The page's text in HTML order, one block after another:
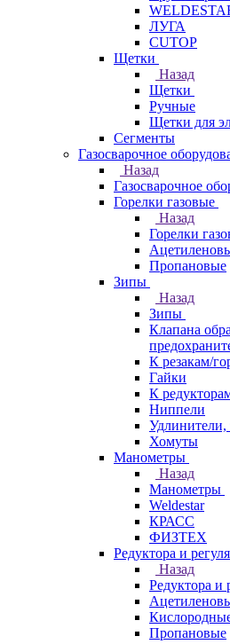
ЛУГА
CUTOP
Щетки
Назад
Щетки
Ручные
Щетки для
Сегменты
Газосварочное
Назад
Газосварочное
Горелки газовые
Назад
Горелки
Пропановые
Зипы
Назад
Зипы
Клапана
К резакам/
Гайки
К
Ниппели
Хомуты
Манометры
Назад
Манометры
Weldestar
КРАСС
ФИЗТЕХ
Редуктора и
Назад
Редуктора и
Пропановые